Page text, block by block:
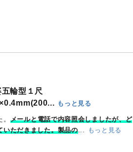
御朱印は急な対応にならざるを得ない場
奉拝印